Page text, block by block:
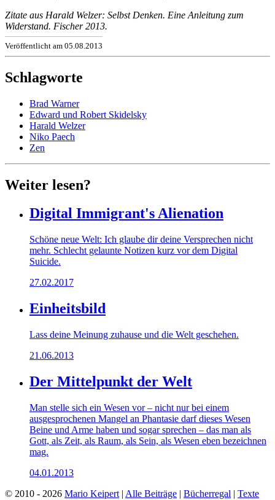
Zitate aus Harald Welzer: Selbst Denken. Eine Anleitung zum
Widerstand. Fischer 2013.
Veröffentlicht am 05.08.2013
Schlagworte
Brad Warner
Edward und Robert Skidelsky
Harald Welzer
Niko Paech
Zen
Weiter lesen?
Digital Immigrant's Alienation
Schöne neue Welt: Ich glaube dir deine Versprechen nicht
mehr. Schlecht gelaunte Notizen kurz vor dem Digital
Suicide.
27.02.2017
Einheitsbild
Lass deine Meinung zuhause und die Welt geschehen.
21.06.2013
Der Mittelpunkt der Welt
Man stelle sich ein Wesen vor – nicht nur bei einem
ausgesprochenen Mangel an Phantasie darf dieses Wesen
Beine und Arme haben und sogar sprechen – das man als
Gott, als Zeit, als Raum, als Sein, als Wesen eben bezeichnen
mag.
04.01.2013
© 2010 - 2026 Mario Keipert | Alle Beiträge | Bücherregal | Texte